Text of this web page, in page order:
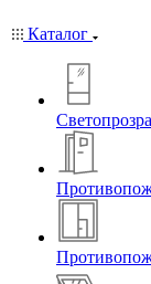
Каталог